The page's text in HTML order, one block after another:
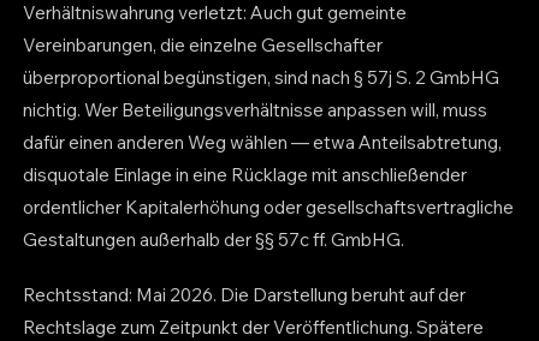
Verhältniswahrung verletzt: Auch gut gemeinte
Vereinbarungen, die einzelne Gesellschafter
überproportional begünstigen, sind nach § 57j S. 2 GmbHG
nichtig. Wer Beteiligungsverhältnisse anpassen will, muss
dafür einen anderen Weg wählen — etwa Anteilsabtretung,
disquotale Einlage in eine Rücklage mit anschließender
ordentlicher Kapitalerhöhung oder gesellschaftsvertragliche
Gestaltungen außerhalb der §§ 57c ff. GmbHG.
Rechtsstand: Mai 2026. Die Darstellung beruht auf der
Rechtslage zum Zeitpunkt der Veröffentlichung. Spätere